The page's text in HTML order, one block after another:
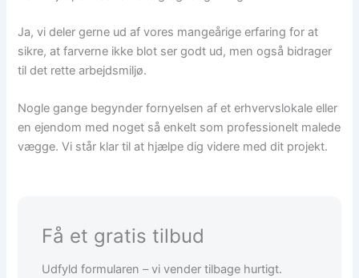
Ja, vi deler gerne ud af vores mangeårige erfaring for at
sikre, at farverne ikke blot ser godt ud, men også bidrager
til det rette arbejdsmiljø.
Nogle gange begynder fornyelsen af et erhvervslokale eller
en ejendom med noget så enkelt som professionelt malede
vægge. Vi står klar til at hjælpe dig videre med dit projekt.
Få et gratis tilbud
Udfyld formularen – vi vender tilbage hurtigt.